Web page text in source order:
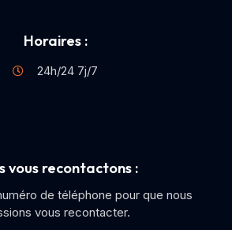
Horaires :
24h/24 7j/7
vous recontactons :
de téléphone pour que nous
vous recontacter.